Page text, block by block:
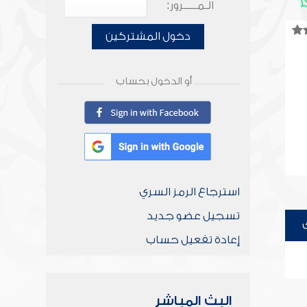
الـمـــــرور:
دخول المشتركين
أو الدخول بحساب
استرجاع الرمز السري
تسجيل عضو جديد
إعادة تفعيل حساب
البث المباشر